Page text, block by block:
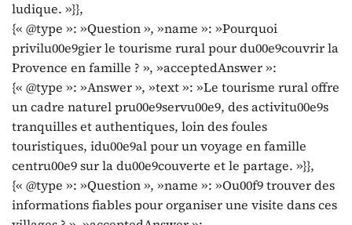
ludique. »}},
{« @type »: »Question », »name »: »Pourquoi
privilu00e9gier le tourisme rural pour du00e9couvrir la
Provence en famille ? », »acceptedAnswer »:
{« @type »: »Answer », »text »: »Le tourisme rural offre
un cadre naturel pru00e9servu00e9, des activitu00e9s
tranquilles et authentiques, loin des foules
touristiques, idu00e9al pour un voyage en famille
centru00e9 sur la du00e9couverte et le partage. »}},
{« @type »: »Question », »name »: »Ou00f9 trouver des
informations fiables pour organiser une visite dans ces